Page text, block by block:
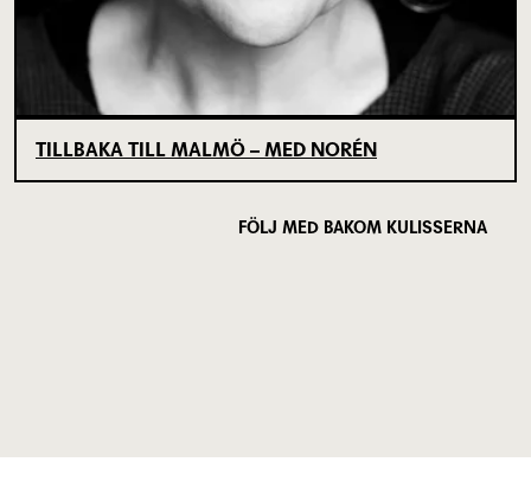
TILLBAKA TILL MALMÖ – MED NORÉN
FÖLJ MED BAKOM KULISSERNA